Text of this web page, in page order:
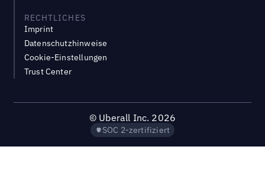
RECHTLICHES
Imprint
Datenschutzhinweise
Cookie-Einstellungen
Trust Center
© Uberall Inc. 2026
SOC 2-zertifiziert